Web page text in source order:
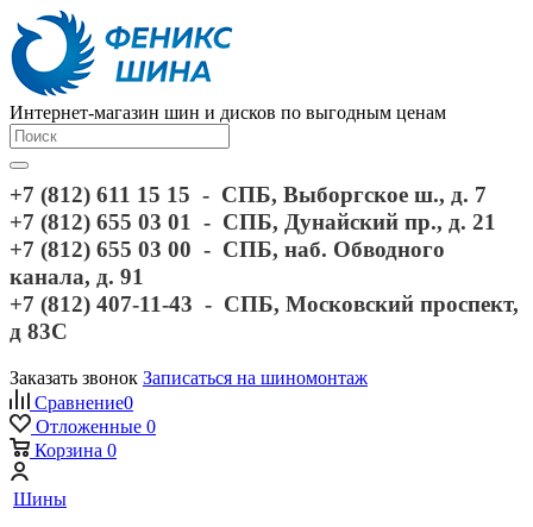
Интернет-магазин шин и дисков по выгодным ценам
+7 (812) 611 15 15 - СПБ, Выборгское ш., д. 7
+7 (812) 655 03 01 - СПБ, Дунайский пр., д. 21
+7 (812) 655 03 00 - СПБ, наб. Обводного
канала, д. 91
+7 (812) 407-11-43 - СПБ, Московский проспект,
д 83С
Заказать звонок Записаться на шиномонтаж
Сравнение0
Отложенные 0
Корзина 0
Шины